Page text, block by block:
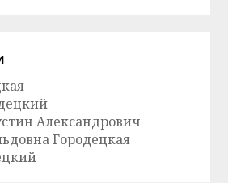
Александрович
Городецкая